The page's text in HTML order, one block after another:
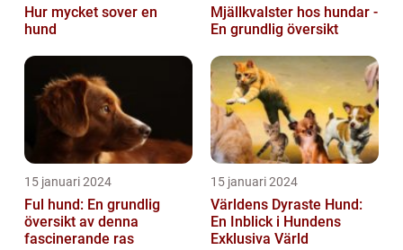
Hur mycket sover en
hund
Mjällkvalster hos hundar -
En grundlig översikt
15 januari 2024
Ful hund: En grundlig
översikt av denna
fascinerande ras
15 januari 2024
Världens Dyraste Hund:
En Inblick i Hundens
Exklusiva Värld